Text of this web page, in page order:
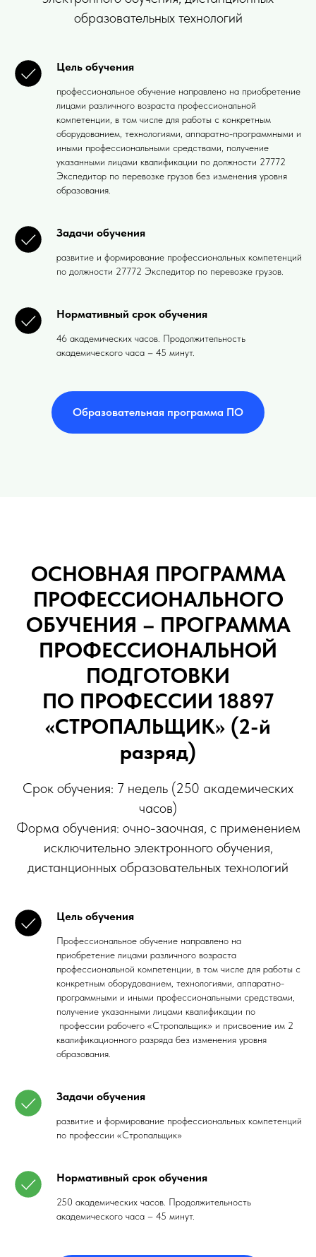
образовательных технологий
Цель обучения
профессиональное обучение направлено на приобретение
лицами различного возраста профессиональной
компетенции, в том числе для работы с конкретным
оборудованием, технологиями, аппаратно-программными и
иными профессиональными средствами, получение
указанными лицами квалификации по должности 27772
Экспедитор по перевозке грузов без изменения уровня
образования.
Задачи обучения
развитие и формирование профессиональных компетенций
по должности 27772 Экспедитор по перевозке грузов.
Нормативный срок обучения
46 академических часов. Продолжительность
академического часа – 45 минут.
Образовательная программа ПО
ОСНОВНАЯ ПРОГРАММА
ПРОФЕССИОНАЛЬНОГО
ОБУЧЕНИЯ – ПРОГРАММА
ПРОФЕССИОНАЛЬНОЙ
ПОДГОТОВКИ
ПО ПРОФЕССИИ 18897
«СТРОПАЛЬЩИК» (2-й
разряд)
Срок обучения: 7 недель (250 академических
часов)
Форма обучения: очно-заочная, с применением
исключительно электронного обучения,
дистанционных образовательных технологий
Цель обучения
Профессиональное обучение направлено на
приобретение лицами различного возраста
профессиональной компетенции, в том числе для работы с
конкретным оборудованием, технологиями, аппаратно-
программными и иными профессиональными средствами,
получение указанными лицами квалификации по
профессии рабочего «Стропальщик» и присвоение им 2
квалификационного разряда без изменения уровня
образования.
Задачи обучения
развитие и формирование профессиональных компетенций
по профессии «Стропальщик»
Нормативный срок обучения
250 академических часов. Продолжительность
академического часа – 45 минут.